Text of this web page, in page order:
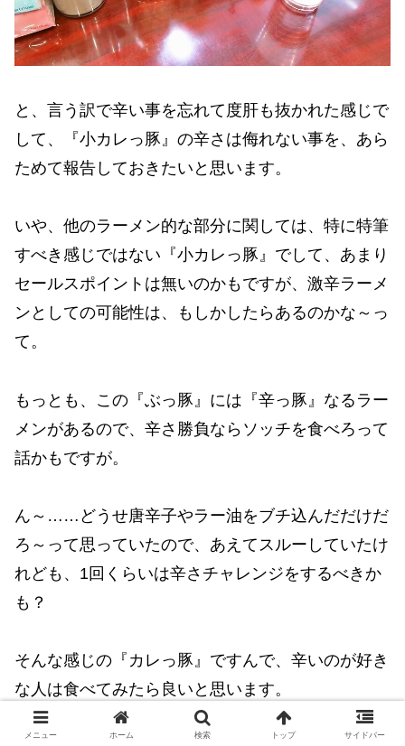
と、言う訳で辛い事を忘れて度肝も抜かれた感じで
して、『小カレっ豚』の辛さは侮れない事を、あら
ためて報告しておきたいと思います。
いや、他のラーメン的な部分に関しては、特に特筆
すべき感じではない『小カレっ豚』でして、あまり
セールスポイントは無いのかもですが、激辛ラーメ
ンとしての可能性は、もしかしたらあるのかな～っ
て。
もっとも、この『ぶっ豚』には『辛っ豚』なるラー
メンがあるので、辛さ勝負ならソッチを食べろって
話かもですが。
ん～……どうせ唐辛子やラー油をブチ込んだだけだ
ろ～って思っていたので、あえてスルーしていたけ
れども、1回くらいは辛さチャレンジをするべきか
も？
そんな感じの『カレっ豚』ですんで、辛いのが好き
な人は食べてみたら良いと思います。
メニュー ホーム 検索 トップ サイドバー